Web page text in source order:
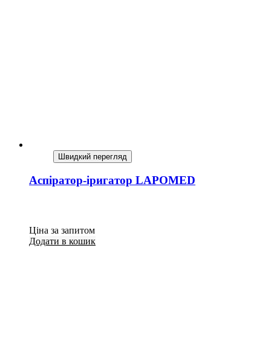
Швидкий перегляд
Аспіратор-іригатор LAPOMED
Ціна за запитом
Додати в кошик